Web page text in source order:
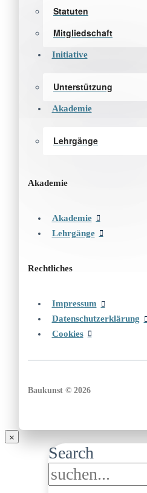
Statuten
Mitgliedschaft
Initiative
Unterstützung
Akademie
Lehrgänge
Akademie
Akademie
Lehrgänge
Rechtliches
Impressum
Datenschutzerklärung
Cookies
Baukunst © 2026
Search